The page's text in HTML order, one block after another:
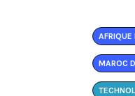
AFRIQUE
MAROC